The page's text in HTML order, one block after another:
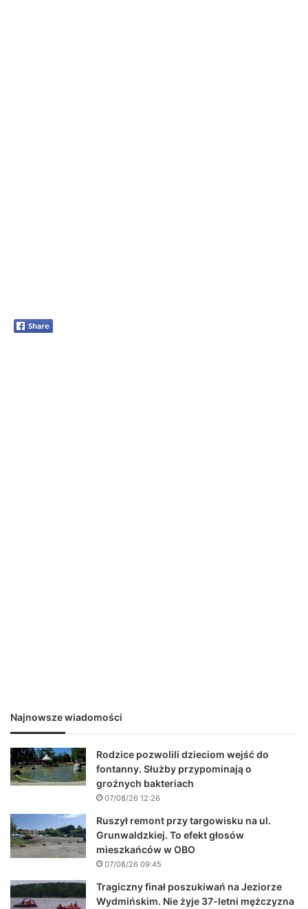
Najnowsze wiadomości
Rodzice pozwolili dzieciom wejść do
fontanny. Służby przypominają o
groźnych bakteriach
07/08/26 12:26
Ruszył remont przy targowisku na ul.
Grunwaldzkiej. To efekt głosów
mieszkańców w OBO
07/08/26 09:45
Tragiczny finał poszukiwań na Jeziorze
Wydmińskim. Nie żyje 37-letni mężczyzna